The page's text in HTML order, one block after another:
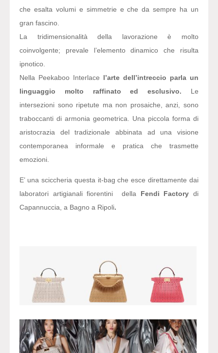
che esalta volumi e simmetrie e che da sempre ha un
gran fascino.
La tridimensionalità della lavorazione è molto
coinvolgente; prevale l’elemento dinamico che risulta
ipnotico.
Nella Peekaboo Interlace l’arte dell’intreccio parla un
linguaggio molto raffinato ed esclusivo. Le
intersezioni sono ripetute ma non prosaiche, anzi, sono
traboccanti di armonia geometrica. Una piccola forma di
aristocrazia del tradizionale abbinata ad una visione
contemporanea informale e pratica che trasmette
emozioni.
E’ una sciccheria questa it-bag che esce direttamente dai
laboratori artigianali fiorentini della Fendi Factory di
Capannuccia, a Bagno a Ripoli.